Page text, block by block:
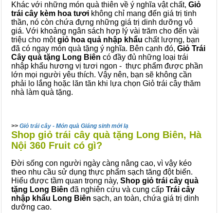
Khác với những món quà thiên về ý nghĩa vật chất, Giỏ
trái cây kèm hoa tươi không chỉ mang đến giá trị tinh
thần, nó còn chứa đựng những giá trị dinh dưỡng vô
giá. Với khoảng ngân sách hợp lý vài trăm cho đến vài
triệu cho mộtgiỏ hoa quả nhập khẩu chất lượng, bạn
đã có ngay món quà tặng ý nghĩa. Bên cạnh đó, Giỏ Trái
Cây quà tặng Long Biên có đầy đủ những loại trái
nhập khẩu hương vị tươi ngon - thực phẩm được phần
lớn mọi người yêu thích. Vậy nên, bạn sẽ không cần
phải lo lắng hoặc lăn tăn khi lựa chọn Giỏ trái cây thăm
nhà làm quà tặng.
>> Giỏ trái cây - Món quà Giáng sinh mới lạ
Shop giỏ trái cây quà tặng Long Biên, Hà
Nội 360 Fruit có gì?
Đời sống con người ngày càng nâng cao, vì vậy kéo
theo nhu cầu sử dụng thực phẩm sạch tăng đột biến.
Hiểu được tầm quan trọng này, Shop giỏ trái cây quà
tặng Long Biên đã nghiên cứu và cung cấp Trái cây
nhập khẩu Long Biên sạch, an toàn, chứa giá trị dinh
dưỡng cao.